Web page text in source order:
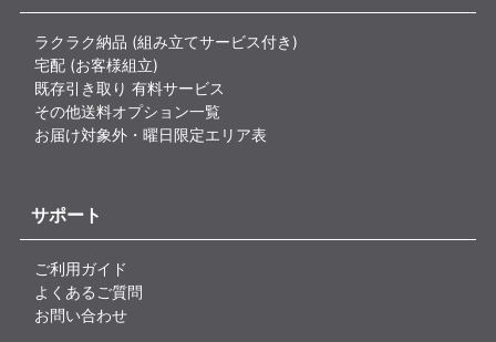
ラクラク納品 (組み立てサービス付き)
宅配 (お客様組立)
既存引き取り 有料サービス
その他送料オプション一覧
お届け対象外・曜日限定エリア表
サポート
ご利用ガイド
よくあるご質問
お問い合わせ